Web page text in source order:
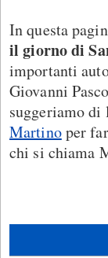
In questa
il giorno di
importanti
Giovanni
suggeriamo di
Martinoper
chi si chiama